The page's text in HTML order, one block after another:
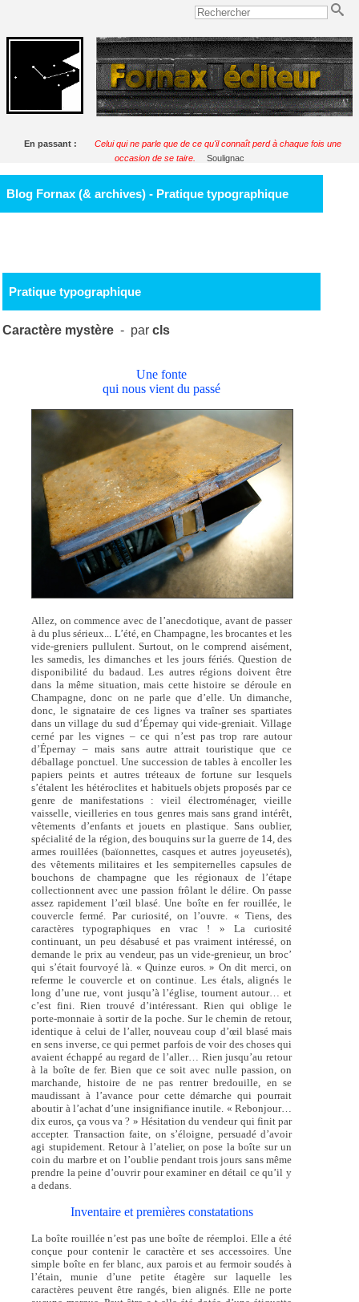
En passant :
Celui qui ne parle que de ce qu'il connaît perd à chaque fois une
occasion de se taire.
Soulignac
Blog Fornax (& archives) - Pratique typographique
Pratique typographique
Caractère mystère - parcls
Une fonte
qui nous vient du passé
Allez, on commence avec de l’anecdotique, avant de passer
à du plus sérieux... L’été, en Champagne, les brocantes et les
vide-greniers pullulent. Surtout, on le comprend aisément,
les samedis, les dimanches et les jours fériés. Question de
disponibilité du badaud. Les autres régions doivent être
dans la même situation, mais cette histoire se déroule en
Champagne, donc on ne parle que d’elle. Un dimanche,
donc, le signataire de ces lignes va traîner ses spartiates
dans un village du sud d’Épernay qui vide-greniait. Village
cerné par les vignes – ce qui n’est pas trop rare autour
d’Épernay – mais sans autre attrait touristique que ce
déballage ponctuel. Une succession de tables à encoller les
papiers peints et autres tréteaux de fortune sur lesquels
s’étalent les hétéroclites et habituels objets proposés par ce
genre de manifestations : vieil électroménager, vieille
vaisselle, vieilleries en tous genres mais sans grand intérêt,
vêtements d’enfants et jouets en plastique. Sans oublier,
spécialité de la région, des bouquins sur la guerre de 14, des
armes rouillées (baïonnettes, casques et autres joyeusetés),
des vêtements militaires et les sempiternelles capsules de
bouchons de champagne que les régionaux de l’étape
collectionnent avec une passion frôlant le délire. On passe
assez rapidement l’œil blasé. Une boîte en fer rouillée, le
couvercle fermé. Par curiosité, on l’ouvre. « Tiens, des
caractères typographiques en vrac ! » La curiosité
continuant, un peu désabusé et pas vraiment intéressé, on
demande le prix au vendeur, pas un vide-grenieur, un broc’
qui s’était fourvoyé là. « Quinze euros. » On dit merci, on
referme le couvercle et on continue. Les étals, alignés le
long d’une rue, vont jusqu’à l’église, tournent autour… et
c’est fini. Rien trouvé d’intéressant. Rien qui oblige le
porte-monnaie à sortir de la poche. Sur le chemin de retour,
identique à celui de l’aller, nouveau coup d’œil blasé mais
en sens inverse, ce qui permet parfois de voir des choses qui
avaient échappé au regard de l’aller… Rien jusqu’au retour
à la boîte de fer. Bien que ce soit avec nulle passion, on
marchande, histoire de ne pas rentrer bredouille, en se
maudissant à l’avance pour cette démarche qui pourrait
aboutir à l’achat d’une insignifiance inutile. « Rebonjour…
dix euros, ça vous va ? » Hésitation du vendeur qui finit par
accepter. Transaction faite, on s’éloigne, persuadé d’avoir
agi stupidement. Retour à l’atelier, on pose la boîte sur un
coin du marbre et on l’oublie pendant trois jours sans même
prendre la peine d’ouvrir pour examiner en détail ce qu’il y
a dedans.
Inventaire et premières constatations
La boîte rouillée n’est pas une boîte de réemploi. Elle a été
conçue pour contenir le caractère et ses accessoires. Une
simple boîte en fer blanc, aux parois et au fermoir soudés à
l’étain, munie d’une petite étagère sur laquelle les
caractères peuvent être rangés, bien alignés. Elle ne porte